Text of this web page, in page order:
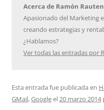
Acerca de Ramón
Apasionado del Marketing
creando estrategias y
¿Hablamos?
Ver todas las entradas por
Esta entrada fue publicada en
GMail,Googleel20 marzo 2014